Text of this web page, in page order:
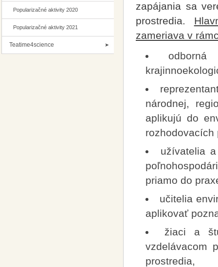
Popularizačné aktivity 2020
Popularizačné aktivity 2021
Teatime4science
zapájania sa
prostredia.
zameriava v
národnej,
aplikujú do
rozhodovacích
užívatelia
priamo do
učitelia
aplikovať
žiaci a
vzdelávacom
prostredia,